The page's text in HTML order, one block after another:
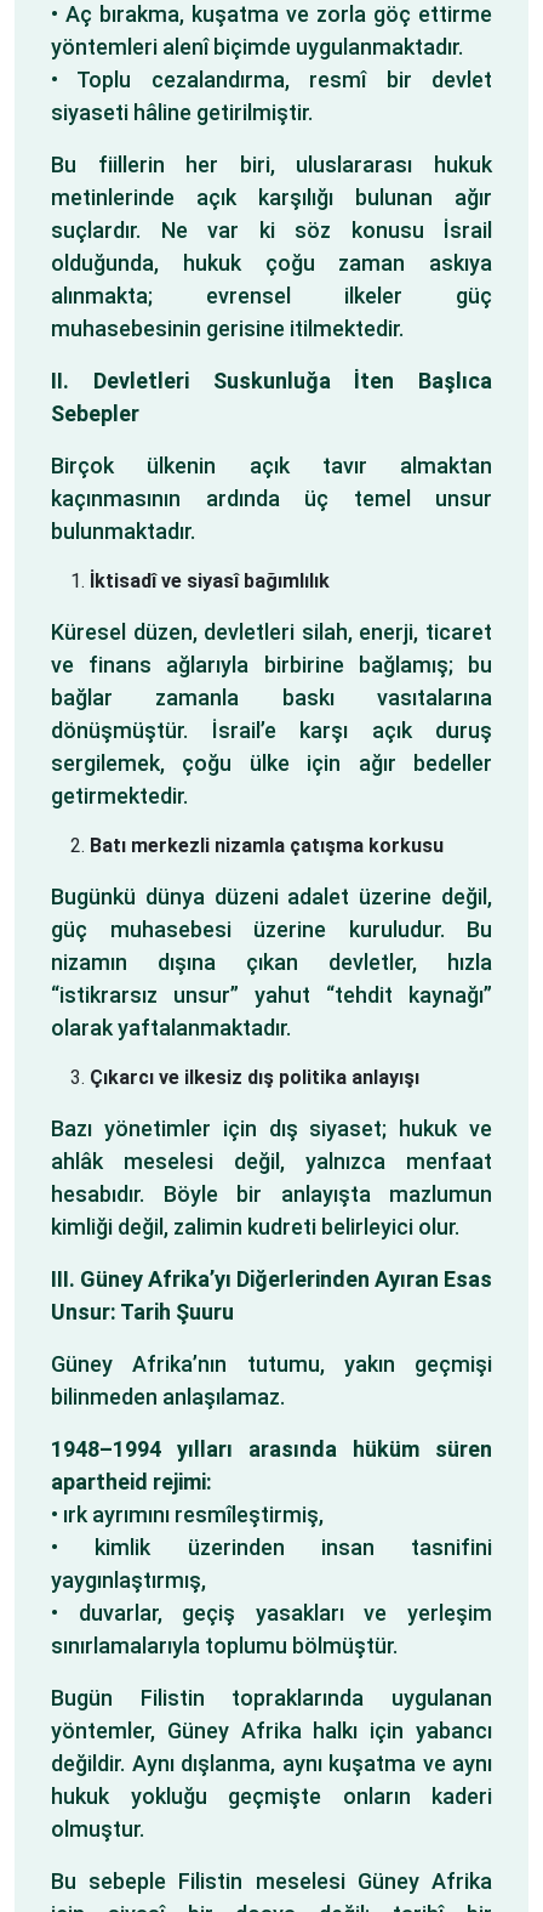
• Aç bırakma, kuşatma ve zorla göç ettirme
yöntemleri alenî biçimde uygulanmaktadır.
• Toplu cezalandırma, resmî bir devlet
siyaseti hâline getirilmiştir.
Bu fiillerin her biri, uluslararası hukuk
metinlerinde açık karşılığı bulunan ağır
suçlardır. Ne var ki söz konusu İsrail
olduğunda, hukuk çoğu zaman askıya
alınmakta; evrensel ilkeler güç
muhasebesinin gerisine itilmektedir.
II. Devletleri Suskunluğa İten Başlıca
Sebepler
Birçok ülkenin açık tavır almaktan
kaçınmasının ardında üç temel unsur
bulunmaktadır.
İktisadî ve siyasî bağımlılık
Küresel düzen, devletleri silah, enerji, ticaret
ve finans ağlarıyla birbirine bağlamış; bu
bağlar zamanla baskı vasıtalarına
dönüşmüştür. İsrail’e karşı açık duruş
sergilemek, çoğu ülke için ağır bedeller
getirmektedir.
Batı merkezli nizamla çatışma korkusu
Bugünkü dünya düzeni adalet üzerine değil,
güç muhasebesi üzerine kuruludur. Bu
nizamın dışına çıkan devletler, hızla
“istikrarsız unsur” yahut “tehdit kaynağı”
olarak yaftalanmaktadır.
Çıkarcı ve ilkesiz dış politika anlayışı
Bazı yönetimler için dış siyaset; hukuk ve
ahlâk meselesi değil, yalnızca menfaat
hesabıdır. Böyle bir anlayışta mazlumun
kimliği değil, zalimin kudreti belirleyici olur.
III. Güney Afrika’yı Diğerlerinden Ayıran Esas
Unsur: Tarih Şuuru
Güney Afrika’nın tutumu, yakın geçmişi
bilinmeden anlaşılamaz.
1948–1994 yılları arasında hüküm süren
apartheid rejimi:
• ırk ayrımını resmîleştirmiş,
• kimlik üzerinden insan tasnifini
yaygınlaştırmış,
• duvarlar, geçiş yasakları ve yerleşim
sınırlamalarıyla toplumu bölmüştür.
Bugün Filistin topraklarında uygulanan
yöntemler, Güney Afrika halkı için yabancı
değildir. Aynı dışlanma, aynı kuşatma ve aynı
hukuk yokluğu geçmişte onların kaderi
olmuştur.
Bu sebeple Filistin meselesi Güney Afrika